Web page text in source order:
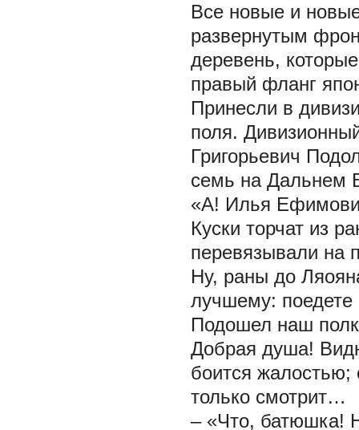
Все новые и
развернутым
деревень,
правый фланг
Принесли в
поля.
Григорьевич
семь на Дальнем
«А! Илья
Куски торчат из
перевязывали
Ну, раны до
лучшему:
Подошел наш
Добрая душа!
боится жалостью;
только смотрит…
– «Что, батюшка!